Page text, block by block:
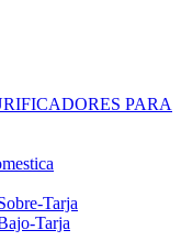
PARA
Tarja
Tarja